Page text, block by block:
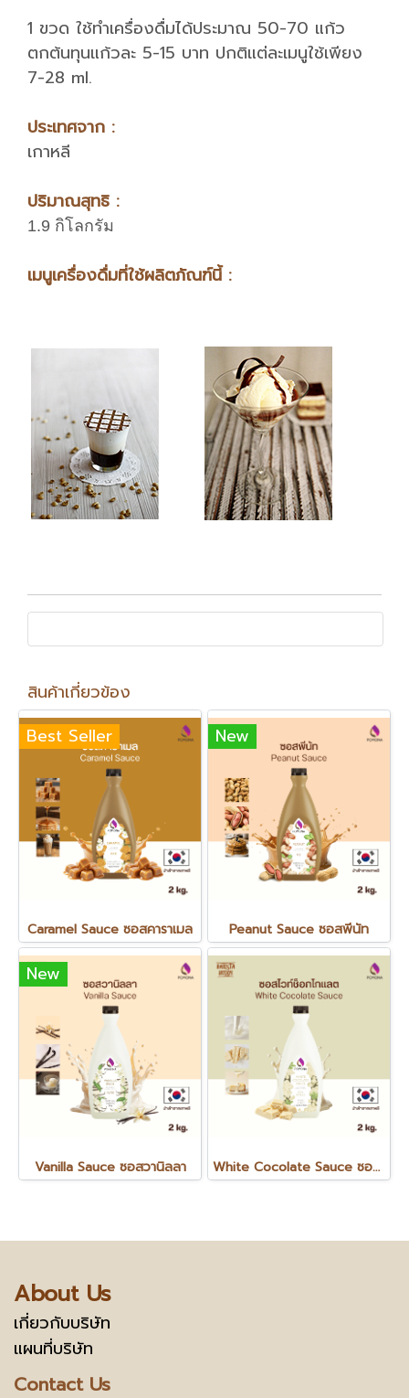
1 ขวด ใช้ทำเครื่องดื่มได้ประมาณ 50-70 แก้ว
ตกต้นทุนแก้วละ 5-15 บาท ปกติแต่ละเมนูใช้เพียง
7-28 ml.
ประเทศจาก :
เกาหลี
ปริมาณสุทธิ :
1.9 กิโลกรัม
เมนูเครื่องดื่มที่ใช้ผลิตภัณฑ์นี้ :
สินค้าเกี่ยวข้อง
Best Seller
Caramel Sauce ซอสคาราเมล
New
Peanut Sauce ซอสพีนัท
New
Vanilla Sauce ซอสวานิลลา White Cocolate Sauce ซอสไวท์ช็อกโกแลต
About Us
เกี่ยวกับบริษัท
แผนที่บริษัท
Contact Us